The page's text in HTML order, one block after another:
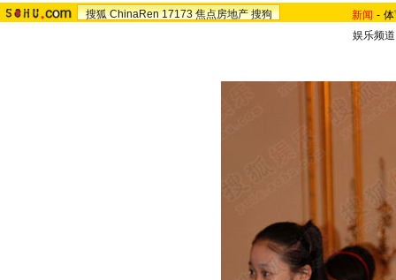
搜狐 ChinaRen 17173 焦点房地产 搜狗 新闻 -
娱乐频道